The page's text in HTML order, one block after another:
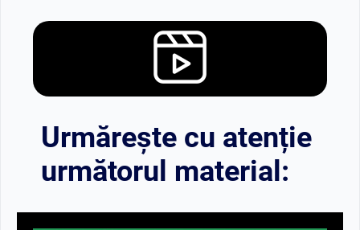
Urmărește cu atenție
următorul material: